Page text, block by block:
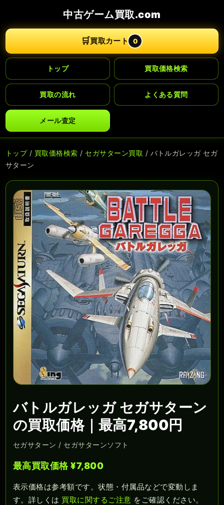
中古ゲーム買取.com
🛒買取カート 0
トップ 買取価格検索
買取の流れ よくある質問
メール査定
トップ/ 買取価格検索 / セガサターン買取 / バトルガレッガ セガ
サターン
バトルガレッガ セガサターン
の買取価格｜最高7,800円
セガサターン / セガサターンソフト
最高買取価格 ¥7,800
表示価格は参考額です。状態・付属品などで変動しま
す。詳しくは 買取に関するご注意 をご確認ください。